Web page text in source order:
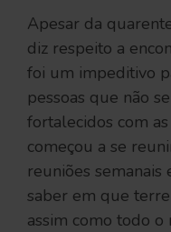
Apesar da
diz respeito a
foi um impeditivo
pessoas que não
fortalecidos com
começou a se
reuniões
saber em que
assim como todo